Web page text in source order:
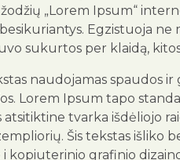
„Lorem Ipsum“
Egzistuoja ne
sukurtos per klaidą,
naudojamas spaudos ir
Lorem Ipsum tapo
atsitiktine tvarka išdėliojo
Šis tekstas išliko
kopiuterinio grafinio